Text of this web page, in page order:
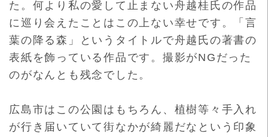
た。 何より私の愛して止まない舟越桂氏の作品
に巡り会えたことはこの 上ない幸せです。「言
葉の降る森」
というタイトルで舟越氏の著書の
表紙を飾っている作品です。 撮影がNGだった
のがなんとも残念でした。
広島市はこの公園はもちろん、 植樹等々手入れ
が行き届いていて街なかが綺麗だなという印象